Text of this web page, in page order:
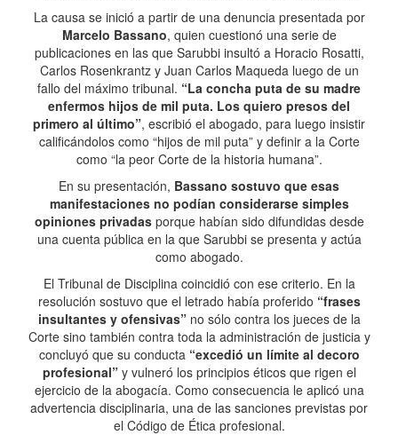
La causa se inició a partir de una denuncia presentada por
Marcelo Bassano, quien cuestionó una serie de
publicaciones en las que Sarubbi insultó a Horacio Rosatti,
Carlos Rosenkrantz y Juan Carlos Maqueda luego de un
fallo del máximo tribunal. “La concha puta de su madre
enfermos hijos de mil puta. Los quiero presos del
primero al último”, escribió el abogado, para luego insistir
calificándolos como “hijos de mil puta” y definir a la Corte
como “la peor Corte de la historia humana”.
En su presentación, Bassano sostuvo que esas
manifestaciones no podían considerarse simples
opiniones privadas porque habían sido difundidas desde
una cuenta pública en la que Sarubbi se presenta y actúa
como abogado.
El Tribunal de Disciplina coincidió con ese criterio. En la
resolución sostuvo que el letrado había proferido “frases
insultantes y ofensivas” no sólo contra los jueces de la
Corte sino también contra toda la administración de justicia y
concluyó que su conducta“excedió un límite al decoro
profesional”y vulneró los principios éticos que rigen el
ejercicio de la abogacía. Como consecuencia le aplicó una
advertencia disciplinaria, una de las sanciones previstas por
el Código de Ética profesional.